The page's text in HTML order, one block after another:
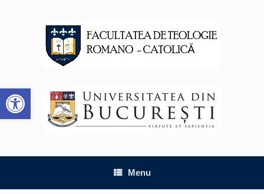
Deschide bara de unelte
Menu